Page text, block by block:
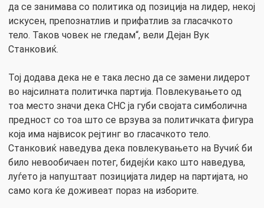
да се занимава со политика од позиција на лидер, некој
искусен, препознатлив и прифатлив за гласачкото
тело. Таков човек не гледам“, вели Дејан Вук
Станковиќ.
Тој додава дека не е така лесно да се замени лидерот
во најсилната политичка партија. Повлекувањето од
тоа место значи дека СНС ја губи својата симболична
предност со тоа што се врзува за политичката фигура
која има највисок рејтинг во гласачкото тело.
Станковиќ наведува дека повлекувањето на Вучиќ би
било невообичаен потег, бидејќи како што наведува,
луѓето ја напуштаат позицијата лидер на партијата, но
само кога ќе доживеат пораз на изборите.